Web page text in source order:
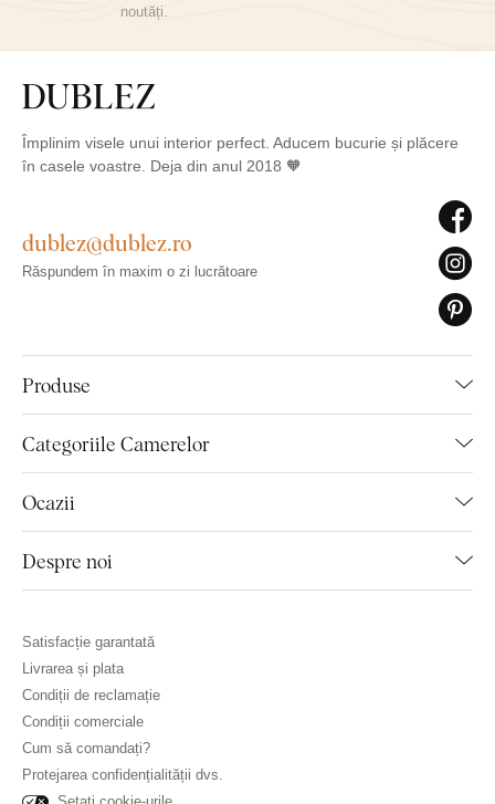
noutăți.
Împlinim visele unui interior perfect. Aducem bucurie și plăcere
în casele voastre. Deja din anul 2018 🧡
Produse
Categoriile Camerelor
Ocazii
Despre noi
dublez@dublez.ro
Răspundem în maxim o zi lucrătoare
Satisfacție garantată
Livrarea și plata
Condiții de reclamație
Condiții comerciale
Cum să comandați?
Protejarea confidențialității dvs.